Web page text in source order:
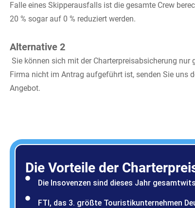
Falle eines Skipperausfalls ist die gesamte Crew
20 % sogar auf 0 % reduziert werden.
Alternative 2
Sie können sich mit der Charterpreisabsicherung
Firma nicht im Antrag aufgeführt ist, senden Sie uns
Angebot.
Die Vorteile der
Die Insovenzen sind dieses Jahr
FTI, das 3. größte Touristikunternehmen